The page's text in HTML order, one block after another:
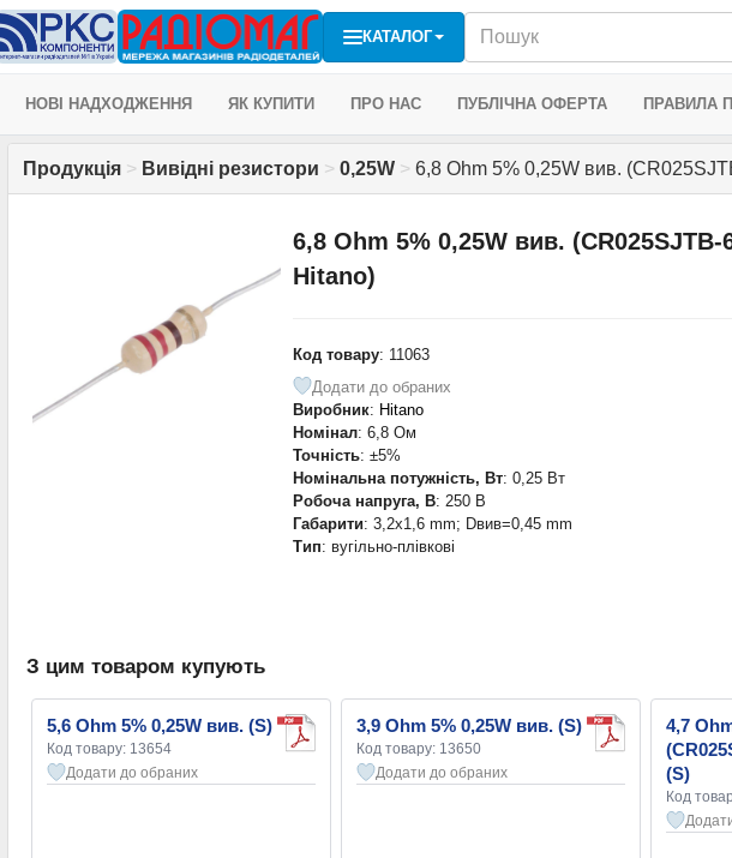
КАТАЛОГ
НОВІ НАДХОДЖЕННЯ ЯК КУПИТИ ПРО НАС ПУБЛІЧНА ОФЕРТА ПРАВИЛА
Продукція > Вивідні резистори > 0,25W > 6,8 Ohm 5% 0,25W вив.
6,8 Ohm 5% 0,25W вив. (CR025SJTB-
Hitano)
Код товару: 11063
Додати до обраних
Виробник: Hitano
Номінал: 6,8 Ом
Точність: ±5%
Номінальна потужність, Вт: 0,25 Вт
Робоча напруга, В: 250 В
Габарити: 3,2x1,6 mm; Dвив=0,45 mm
Тип: вугільно-плівкові
З цим товаром купують
5,6 Ohm 5% 0,25W вив. (S)
Код товару: 13654
Додати до обраних
3,9 Ohm 5% 0,25W вив. (S)
Код товару: 13650
Додати до обраних
4,7
(S)
Код